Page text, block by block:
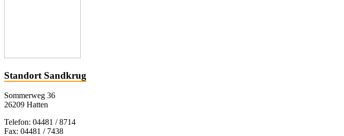
Standort Sandkrug
Sommerweg 36
26209 Hatten
Telefon: 04481 / 8714
Fax: 04481 / 7438